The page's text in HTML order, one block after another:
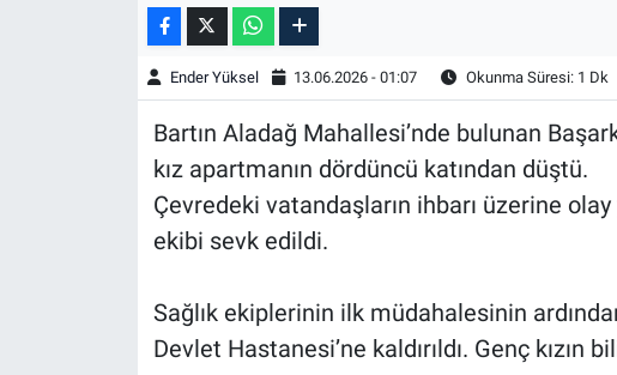
Ender Yüksel 13.06.2026 - 01:07 Okunma Süresi: 1 Dk
Bartın Aladağ Mahallesi’nde bulunan
kız apartmanın dördüncü katından düştü.
Çevredeki vatandaşların ihbarı üzerine
ekibi sevk edildi.
Sağlık ekiplerinin ilk müdahalesinin
Devlet Hastanesi’ne kaldırıldı. Genç kızın